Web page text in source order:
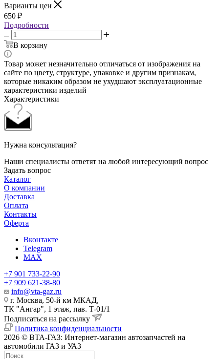
Варианты цен
650 ₽
Подробности
В корзину
Товар может незначительно отличаться от изображения на
сайте по цвету, структуре, упаковке и другим признакам,
которые никаким образом не ухудшают эксплуатационные
характеристики изделий
Характеристики
Нужна консультация?
Наши специалисты ответят на любой интересующий вопрос
Задать вопрос
Каталог
О компании
Доставка
Оплата
Контакты
Оферта
Вконтакте
Telegram
MAX
+7 901 733-22-90
+7 909 621-38-80
info@vta-gaz.ru
г. Москва, 50-й км МКАД,
ТК "Ангар", 1 этаж, пав. Т-01/1
Подписаться на рассылку
Политика конфиденциальности
2026 © ВТА-ГАЗ: Интернет-магазин автозапчастей на
автомобили ГАЗ и УАЗ